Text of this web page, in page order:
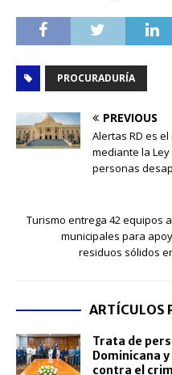
PROCURADURÍA
PREVIOUS
Alertas RD es
mediante la
personas
Turismo entrega 42 equipos
municipales para
residuos sólidos
ARTÍCULOS
Trata de
Dominicana
contra el